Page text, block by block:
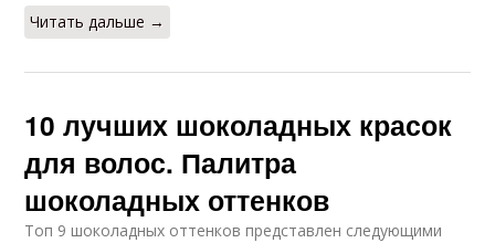
Читать дальше →
10 лучших шоколадных красок
для волос. Палитра
шоколадных оттенков
Топ 9 шоколадных оттенков представлен следующими